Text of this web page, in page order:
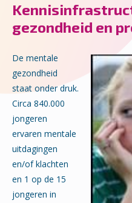
gezondheid en
De mentale
gezondheid
staat onder druk.
Circa 840.000
jongeren
ervaren mentale
uitdagingen
en/of klachten
en 1 op de 15
jongeren in